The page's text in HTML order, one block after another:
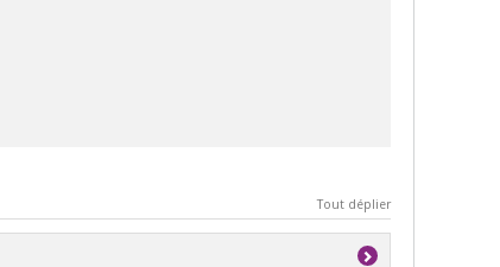
Tout déplier